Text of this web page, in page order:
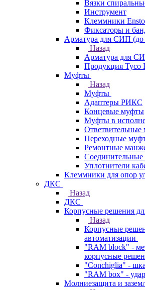
Вязки
Инструмент
Клеммники Ensto
Фиксаторы и
Арматура для СИП
Назад
Арматура для
Продукция Tyco
Муфты
Назад
Муфты
Адаптеры РИКС
Концевые муфты
Муфты в
Переходные
Ремонтные
Уплотнители
Клеммники для опор
ДКС
Назад
ДКС
Корпусные решения
Назад
Корпусные
автоматизации
"RAM block" -
корпусные
"Conchiglia" -
"RAM box" -
Молниезащита и